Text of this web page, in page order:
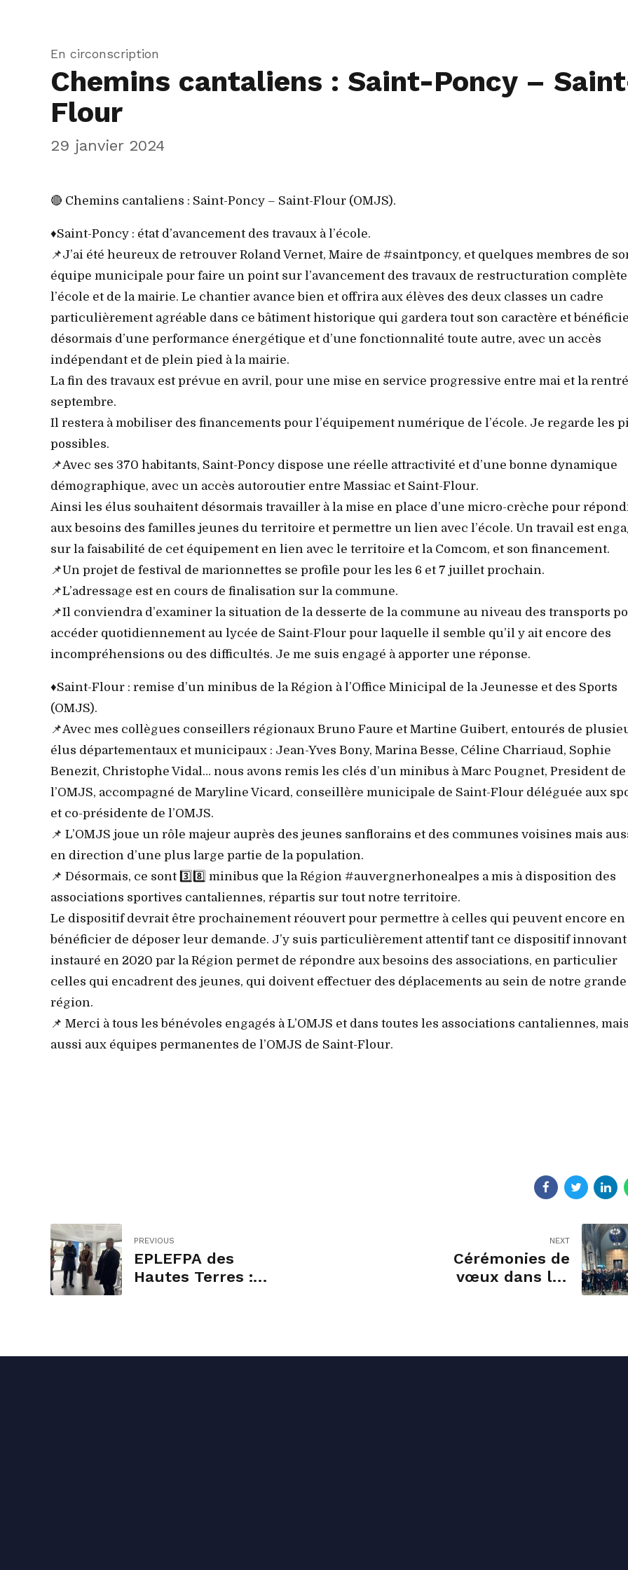
En circonscription
Chemins cantaliens : Saint-Poncy –
Flour
29 janvier 2024
🔴 Chemins cantaliens : Saint-Poncy – Saint-Flour (OMJS).
♦️Saint-Poncy : état d’avancement des travaux à l’école.
📌J’ai été heureux de retrouver Roland Vernet, Maire de #saintponcy, et quelques membres de
équipe municipale pour faire un point sur l’avancement des travaux de restructuration
l’école et de la mairie. Le chantier avance bien et offrira aux élèves des deux classes un cadre
particulièrement agréable dans ce bâtiment historique qui gardera tout son caractère et
désormais d’une performance énergétique et d’une fonctionnalité toute autre, avec un accès
indépendant et de plein pied à la mairie.
La fin des travaux est prévue en avril, pour une mise en service progressive entre mai et la
septembre.
Il restera à mobiliser des financements pour l’équipement numérique de l’école. Je regarde les
possibles.
📌Avec ses 370 habitants, Saint-Poncy dispose une réelle attractivité et d’une bonne dynamique
démographique, avec un accès autoroutier entre Massiac et Saint-Flour.
Ainsi les élus souhaitent désormais travailler à la mise en place d’une micro-crèche pour
aux besoins des familles jeunes du territoire et permettre un lien avec l’école. Un travail est
sur la faisabilité de cet équipement en lien avec le territoire et la Comcom, et son financement.
📌Un projet de festival de marionnettes se profile pour les les 6 et 7 juillet prochain.
📌L’adressage est en cours de finalisation sur la commune.
📌Il conviendra d’examiner la situation de la desserte de la commune au niveau des transports
accéder quotidiennement au lycée de Saint-Flour pour laquelle il semble qu’il y ait encore des
incompréhensions ou des difficultés. Je me suis engagé à apporter une réponse.
♦️Saint-Flour : remise d’un minibus de la Région à l’Office Minicipal de la Jeunesse et des Sports
(OMJS).
📌Avec mes collègues conseillers régionaux Bruno Faure et Martine Guibert, entourés de
élus départementaux et municipaux : Jean-Yves Bony, Marina Besse, Céline Charriaud, Sophie
Benezit, Christophe Vidal… nous avons remis les clés d’un minibus à Marc Pougnet, President de
l’OMJS, accompagné de Maryline Vicard, conseillère municipale de Saint-Flour déléguée aux
et co-présidente de l’OMJS.
📌 L’OMJS joue un rôle majeur auprès des jeunes sanflorains et des communes voisines mais
en direction d’une plus large partie de la population.
📌 Désormais, ce sont 3️⃣8️⃣ minibus que la Région #auvergnerhonealpes a mis à disposition des
associations sportives cantaliennes, répartis sur tout notre territoire.
Le dispositif devrait être prochainement réouvert pour permettre à celles qui peuvent encore en
bénéficier de déposer leur demande. J’y suis particulièrement attentif tant ce dispositif innovant
instauré en 2020 par la Région permet de répondre aux besoins des associations, en particulier
celles qui encadrent des jeunes, qui doivent effectuer des déplacements au sein de notre grande
région.
📌 Merci à tous les bénévoles engagés à L’OMJS et dans toutes les associations cantaliennes,
aussi aux équipes permanentes de l’OMJS de Saint-Flour.
PREVIOUS
EPLEFPA des
Hautes Terres :
NEXT
Cérémonies de
vœux dans les